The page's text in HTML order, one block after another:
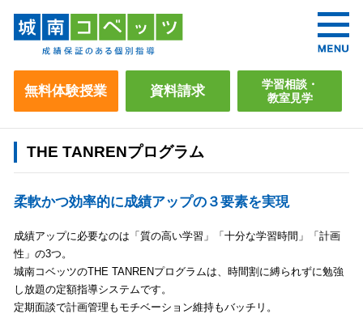
無料体験授業 資料請求
学習相談・
教室見学
THE TANRENプログラム
柔軟かつ効率的に成績アップの３要素を実現
成績アップに必要なのは「質の高い学習」「十分な学習時間」「計画
性」の3つ。
城南コベッツのTHE TANRENプログラムは、時間割に縛られずに勉強
し放題の定額指導システムです。
定期面談で計画管理もモチベーション維持もバッチリ。